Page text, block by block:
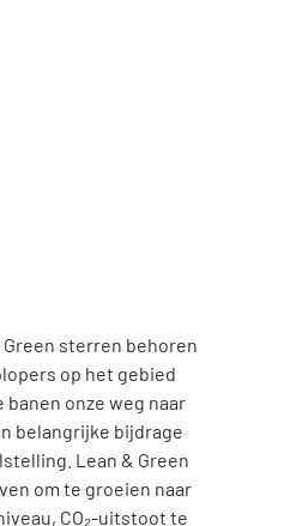
sterren behoren
op het gebied
banen onze weg naar
belangrijke bijdrage
Lean & Green
om te groeien naar
CO₂-uitstoot te